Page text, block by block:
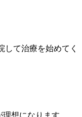
て治療を始めてく
想になります。